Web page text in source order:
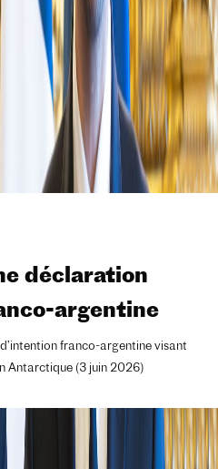
déclaration
argentine
franco-argentine visant
Antarctique (3 juin 2026)